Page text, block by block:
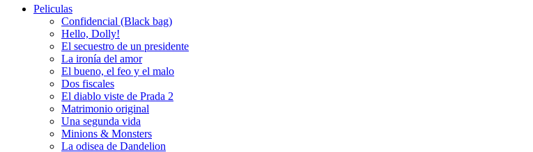
Peliculas
Confidencial (Black bag)
Hello, Dolly!
El secuestro de un presidente
La ironía del amor
El bueno, el feo y el malo
Dos fiscales
El diablo viste de Prada 2
Matrimonio original
Una segunda vida
Minions & Monsters
La odisea de Dandelion